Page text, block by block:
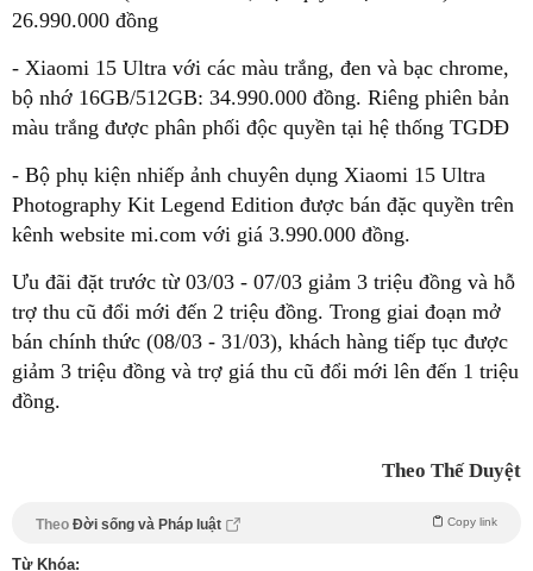
26.990.000 đồng
- Xiaomi 15 Ultra với các màu trắng, đen và bạc chrome,
bộ nhớ 16GB/512GB: 34.990.000 đồng. Riêng phiên bản
màu trắng được phân phối độc quyền tại hệ thống TGDĐ
- Bộ phụ kiện nhiếp ảnh chuyên dụng Xiaomi 15 Ultra
Photography Kit Legend Edition được bán đặc quyền trên
kênh website mi.com với giá 3.990.000 đồng.
Ưu đãi đặt trước từ 03/03 - 07/03 giảm 3 triệu đồng và hỗ
trợ thu cũ đổi mới đến 2 triệu đồng. Trong giai đoạn mở
bán chính thức (08/03 - 31/03), khách hàng tiếp tục được
giảm 3 triệu đồng và trợ giá thu cũ đổi mới lên đến 1 triệu
đồng.
Theo Thế Duyệt
Theo Đời sống và Pháp luật Copy link
Từ Khóa: